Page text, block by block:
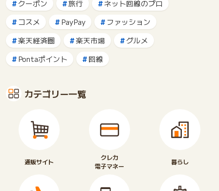
クーポン
旅行
ネット回線のプロ
コスメ
PayPay
ファッション
楽天経済圏
楽天市場
グルメ
Pontaポイント
回線
カテゴリー一覧
通販サイト
クレカ
電子マネー
暮らし